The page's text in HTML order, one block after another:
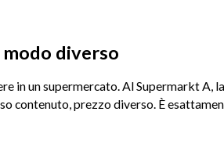
diverso
in un supermercato. Al Supermarkt A,
contenuto, prezzo diverso. È